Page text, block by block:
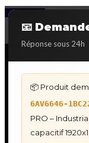
📧
Réponse sous 24h
📦 Produit
6AV6646-
PRO –
capacitif
Back to Top
DÉPANNAGE